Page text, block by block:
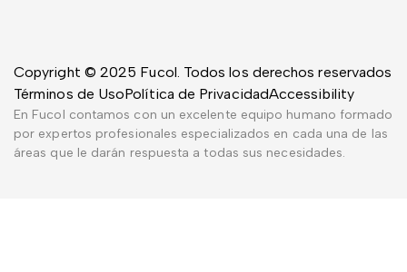
Copyright © 2025 Fucol. Todos los derechos reservados
Términos de UsoPolítica de PrivacidadAccessibility
En Fucol contamos con un excelente equipo humano formado
por expertos profesionales especializados en cada una de las
áreas que le darán respuesta a todas sus necesidades.